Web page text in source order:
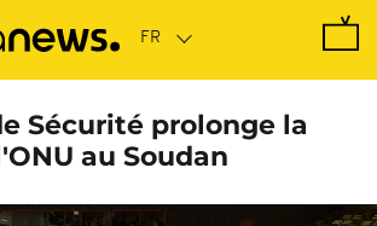
Sécurité prolonge la
au Soudan